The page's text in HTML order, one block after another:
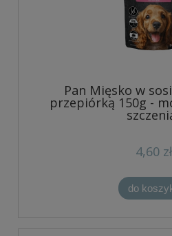
Pan Mięsko w
przepiórką 150g -
4,60 zł
do